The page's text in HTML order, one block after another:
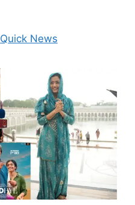
Quick News